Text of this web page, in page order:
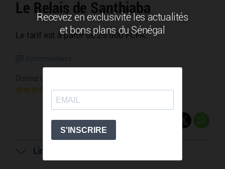
Le Relais de Santhiaba
Le tarif est à partir de 25 000 FCFA.
2 commentaires
Donnez une note
6 votes
Lire 2 commentaires
Recevez en exclusivité les actualités
et bons plans du Sénégal